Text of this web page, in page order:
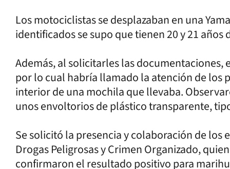
Los motociclistas se desplazaban en una
identificados se supo que tienen 20 y 21 años
Además, al solicitarles las
por lo cual habría llamado la atención de los
interior de una mochila que llevaba.
unos envoltorios de plástico transparente,
Se solicitó la presencia y colaboración de los
Drogas Peligrosas y Crimen Organizado,
confirmaron el resultado positivo para